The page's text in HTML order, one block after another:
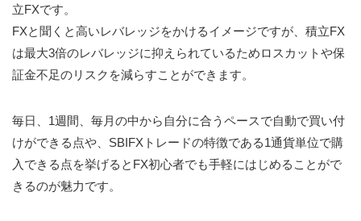
立FXです。
FXと聞くと高いレバレッジをかけるイメージですが、積立FX
は最大3倍のレバレッジに抑えられているためロスカットや保
証金不足のリスクを減らすことができます。
毎日、1週間、毎月の中から自分に合うペースで自動で買い付
けができる点や、SBIFXトレードの特徴である1通貨単位で購
入できる点を挙げるとFX初心者でも手軽にはじめることがで
きるのが魅力です。